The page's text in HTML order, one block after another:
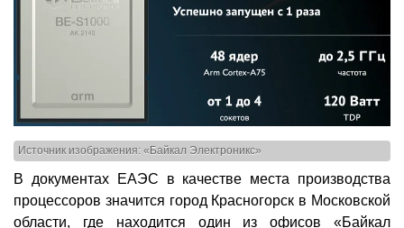
Источник изображения: «Байкал Электроникс»
В документах ЕАЭС в качестве места производства
процессоров значится город Красногорск в Московской
области, где находится один из офисов «Байкал